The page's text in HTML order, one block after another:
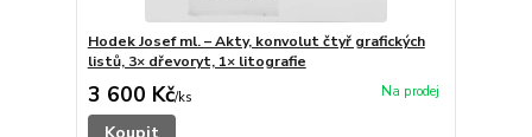
Hodek Josef ml. – Akty, konvolut čtyř grafických
listů, 3× dřevoryt, 1× litografie
3 600 Kč/ks